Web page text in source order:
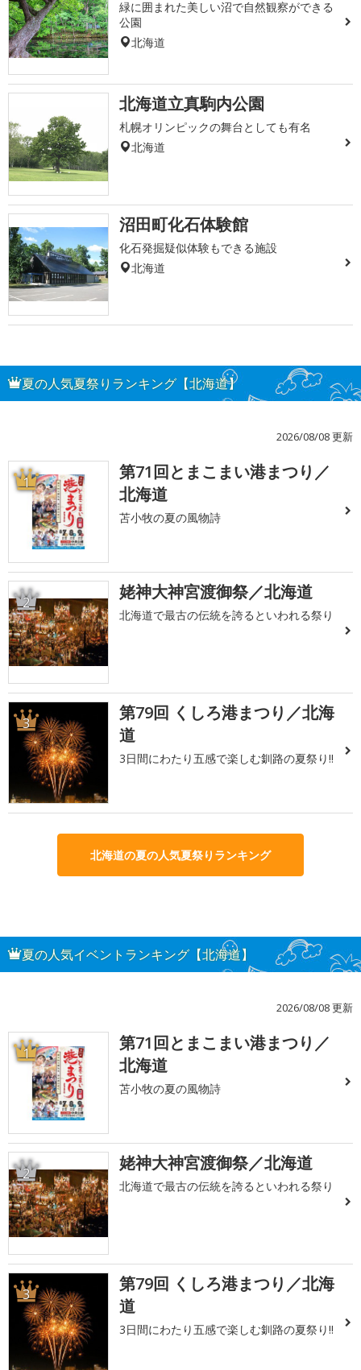
緑に囲まれた美しい沼で自然観察ができる
公園
北海道
北海道立真駒内公園
札幌オリンピックの舞台としても有名
北海道
沼田町化石体験館
化石発掘疑似体験もできる施設
北海道
夏の人気夏祭りランキング【北海道】
2026/08/08 更新
1
第71回とまこまい港まつり／
北海道
苫小牧の夏の風物詩
2 姥神大神宮渡御祭／北海道
北海道で最古の伝統を誇るといわれる祭り
3
第79回 くしろ港まつり／北海
道
3日間にわたり五感で楽しむ釧路の夏祭り!!
北海道の夏の人気夏祭りランキング
夏の人気イベントランキング【北海道】
2026/08/08 更新
1
第71回とまこまい港まつり／
北海道
苫小牧の夏の風物詩
2 姥神大神宮渡御祭／北海道
北海道で最古の伝統を誇るといわれる祭り
3
第79回 くしろ港まつり／北海
道
3日間にわたり五感で楽しむ釧路の夏祭り!!